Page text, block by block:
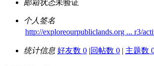
邮箱状态未验证
个人签名
http://exploreourpubliclands.org ... r3/
统计信息 好友数 0 |回帖数 0 | 主题数